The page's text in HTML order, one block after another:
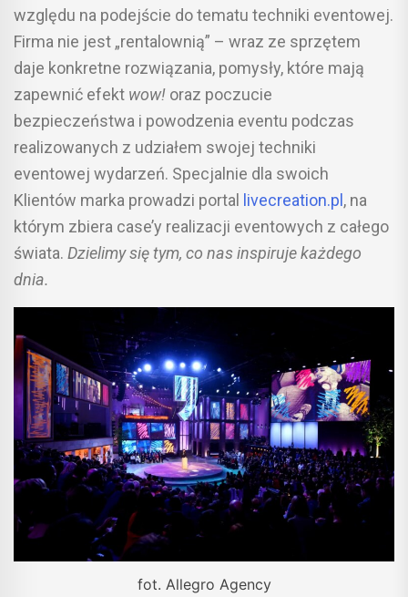
względu na podejście do tematu techniki eventowej.
Firma nie jest „rentalownią” – wraz ze sprzętem
daje konkretne rozwiązania, pomysły, które mają
zapewnić efekt wow! oraz poczucie
bezpieczeństwa i powodzenia eventu podczas
realizowanych z udziałem swojej techniki
eventowej wydarzeń. Specjalnie dla swoich
Klientów marka prowadzi portal livecreation.pl, na
którym zbiera case’y realizacji eventowych z całego
świata. Dzielimy się tym, co nas inspiruje każdego
dnia.
fot. Allegro Agency